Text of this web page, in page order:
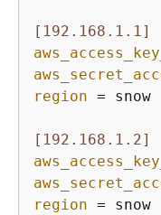
[192.168.1.1]
region = snow
[192.168.1.2]
region =